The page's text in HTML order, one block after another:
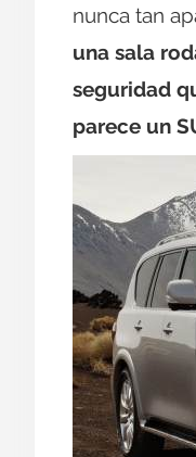
nunca tan
una sala
seguridad
parece un